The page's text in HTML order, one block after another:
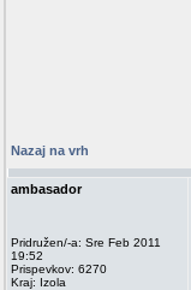
Nazaj na vrh
ambasador
Pridružen/-a: Sre Feb 2011
19:52
Prispevkov: 6270
Kraj: Izola